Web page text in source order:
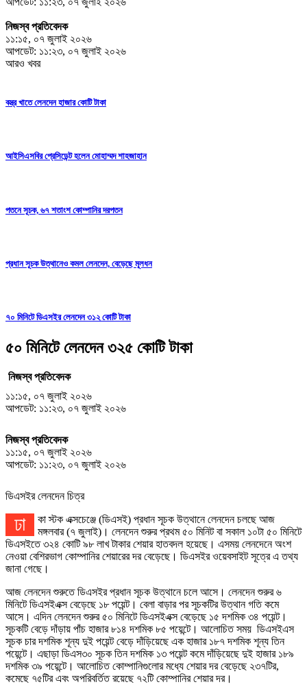
নিজস্ব প্রতিবেদক
১১:১৫, ০৭ জুলাই ২০২৬
আপডেট: ১১:২৩, ০৭ জুলাই ২০২৬
আরও খবর
বস্ত্র খাতে লেনদেন হাজার কোটি টাকা
আইসিএসবির প্রেসিডেন্ট হলেন মোহাম্মদ শাহজাহান
পতনে সূচক, ৬৭ শতাংশ কোম্পানির দরপতন
প্রধান সূচক উত্থানেও কমল লেনদেন, বেড়েছে মূলধন
৭০ মিনিটে ডিএসইর লেনদেন ৩১২ কোটি টাকা
৫০ মিনিটে লেনদেন ৩২৫ কোটি টাকা
নিজস্ব প্রতিবেদক
১১:১৫, ০৭ জুলাই ২০২৬
আপডেট: ১১:২৩, ০৭ জুলাই ২০২৬
নিজস্ব প্রতিবেদক
১১:১৫, ০৭ জুলাই ২০২৬
আপডেট: ১১:২৩, ০৭ জুলাই ২০২৬
ডিএসইর লেনদেন চিত্র
ঢাকা স্টক এক্সচেঞ্জে (ডিএসই) প্রধান সূচক উত্থানে লেনদেন চলছে আজ
মঙ্গলবার (৭ জুলাই)। লেনদেন শুরুর প্রথম ৫০ মিনিট বা সকাল ১০টা ৫০ মিনিটে
ডিএসইতে ৩২৪ কোটি ৯৮ লাখ টাকার শেয়ার হাতবদল হয়েছে। এসময় লেনদেনে অংশ
নেওয়া বেশিরভাগ কোম্পানির শেয়ারের দর বেড়েছে। ডিএসইর ওয়েবসাইট সূত্রে এ তথ্য
জানা গেছে।
আজ লেনদেন শুরুতে ডিএসইর প্রধান সূচক উত্থানে চলে আসে। লেনদেন শুরুর ৬
মিনিটে ডিএসইএক্স বেড়েছে ১৮ পয়েন্ট। বেলা বাড়ার পর সূচকটির উত্থান গতি কমে
আসে। এদিন লেনদেন শুরুর ৫০ মিনিটে ডিএসইএক্স বেড়েছে ১৫ দশমিক ৩৪ পয়েন্ট।
সূচকটি বেড়ে দাঁড়ায় পাঁচ হাজার ৮১৪ দশমিক ৮৫ পয়েন্টে। আলোচিত সময় ডিএসইএস
সূচক চার দশমিক শূন্য দুই পয়েন্ট বেড়ে দাঁড়িয়েছে এক হাজার ১৮৭ দশমিক শূন্য তিন
পয়েন্টে। এছাড়া ডিএস৩০ সূচক তিন দশমিক ১৩ পয়েন্ট কমে দাঁড়িয়েছে দুই হাজার ১৮৯
দশমিক ৩৯ পয়েন্টে। আলোচিত কোম্পানিগুলোর মধ্যে শেয়ার দর বেড়েছে ২৩৭টির,
কমেছে ৭৫টির এবং অপরিবর্তিত রয়েছে ৭২টি কোম্পানির শেয়ার দর।